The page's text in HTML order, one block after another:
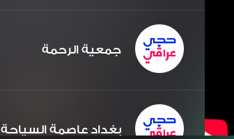
جمعية الرحمة
بغداد عاصمة السياحة